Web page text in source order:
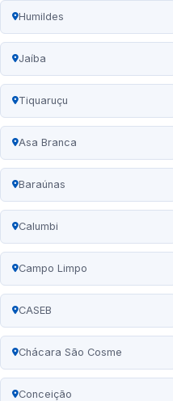
Humildes
Jaíba
Tiquaruçu
Asa Branca
Baraúnas
Calumbi
Campo Limpo
CASEB
Chácara São Cosme
Conceição